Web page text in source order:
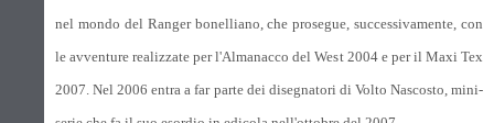
nel mondo del Ranger bonelliano, che prosegue, successivamente, con
le avventure realizzate per l'Almanacco del West 2004 e per il Maxi Tex
2007. Nel 2006 entra a far parte dei disegnatori di Volto Nascosto, mini-